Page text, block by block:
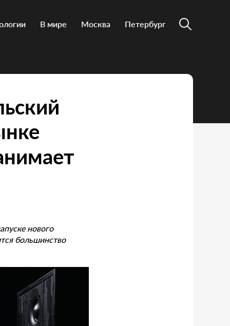
В мире Москва Петербург
нового
большинство